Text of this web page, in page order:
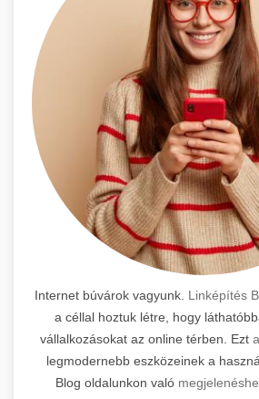
Internet búvárok vagyunk. Linképítés
a céllal hoztuk létre, hogy
vállalkozásokat az online térben. Ezt
legmodernebb eszközeinek a
Blog oldalunkon való